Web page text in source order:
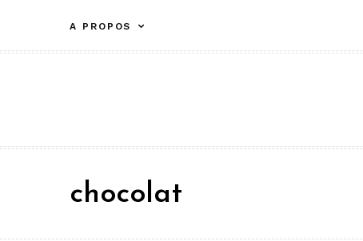
contenu
A PROPOS
chocolat